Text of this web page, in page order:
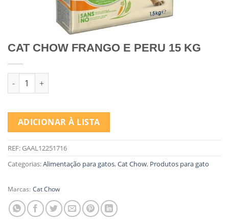
CAT CHOW FRANGO E PERU 15 KG
Quantidade de CAT CHOW FRANGO E PERU 15 KG
ADICIONAR À LISTA
REF:GAAL12251716
Categorias:Alimentação para gatos,Cat Chow, Produtos para gato
Marcas: Cat Chow